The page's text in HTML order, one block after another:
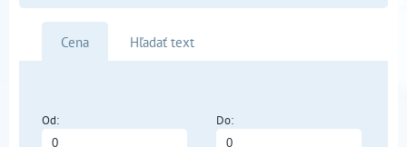
Cena Hľadať text
Od: Do: